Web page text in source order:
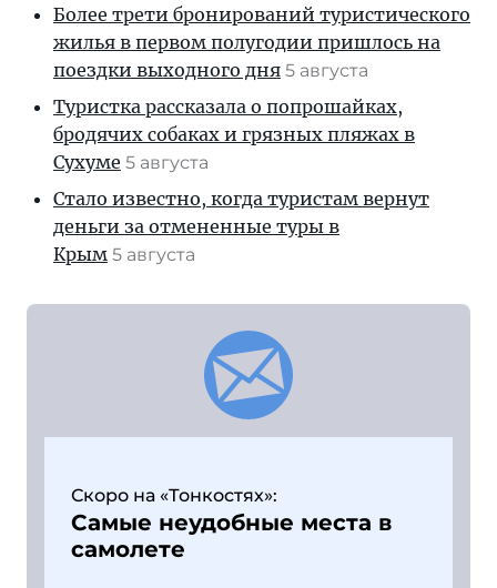
Более трети бронирований туристического
жилья в первом полугодии пришлось на
поездки выходного дня 5 августа
Туристка рассказала о попрошайках,
бродячих собаках и грязных пляжах в
Сухуме 5 августа
Стало известно, когда туристам вернут
деньги за отмененные туры в
Крым 5 августа
Скоро на «Тонкостях»:
Самые неудобные места в
самолете